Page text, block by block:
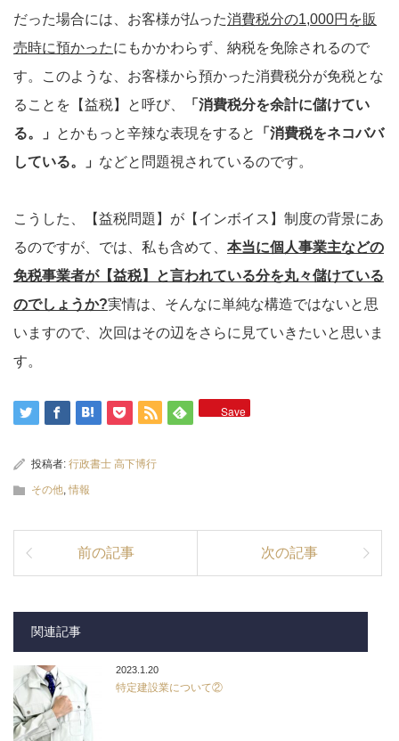
だった場合には、お客様が払った消費税分の1,000円を販
売時に預かったにもかかわらず、納税を免除されるので
す。このような、お客様から預かった消費税分が免税とな
ることを【益税】と呼び、
「消費税分を余計に儲けてい
る。」
とかもっと辛辣な表現をすると
「消費税をネコババ
している。」 などと問題視されているのです。
こうした、【益税問題】が【インボイス】制度の背景にあ
るのですが、では、私も含めて、 本当に個人事業主などの
免税事業者が【益税】と言われている分を丸々儲けている
のでしょうか?実情は、そんなに単純な構造ではないと思
いますので、次回はその辺をさらに見ていきたいと思いま
す。
Save
投稿者: 行政書士 高下博行
その他, 情報
前の記事 次の記事
関連記事
2023.1.20
特定建設業について②